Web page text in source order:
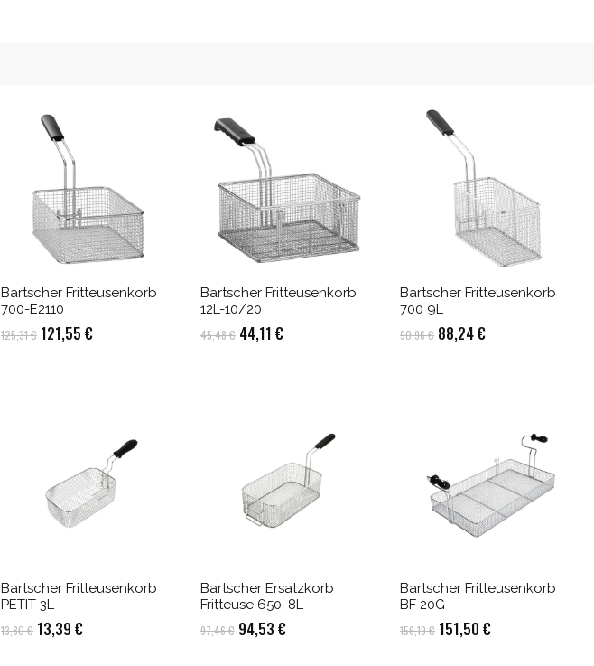
Bartscher Fritteusenkorb
700-E2110
125,31€ Ursprünglicher
121,55 €Aktueller
Bartscher Fritteusenkorb
12L-10/20
45,48€ Ursprünglicher
44,11 €Aktueller
Bartscher Fritteusenkorb
700 9L
90,96€ Ursprünglicher
88,24€Aktueller
Bartscher Fritteusenkorb
PETIT 3L
13,80€ Ursprünglicher
13,39 €Aktueller
Bartscher Ersatzkorb
Fritteuse 650, 8L
97,46€ Ursprünglicher
94,53 €Aktueller
Bartscher Fritteusenkorb
BF 20G
156,19€ Ursprünglicher
151,50 €Aktueller